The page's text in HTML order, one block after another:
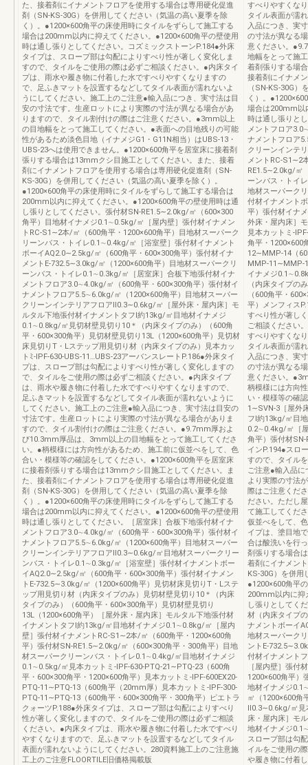
た、接着剤にイナメントフロアを使用する場合は専用硬化促進
剤（SN‐KS‐30G）を併用してください（気温の高い夏季を除
く）。●1200×600角平の床使用時にタイルをずらして施工する
場合は200mm以内に抑えてください。●1200×600角平の壁使用
時は通し張りとしてください。コズミックストーンP.184●外床
タイプは、スロープ部は勾配によりすべり性が著しく変化しま
すので、タイルをご使用の際は必ずご相談ください。●内床タイ
プは、雨水や履き物に付着した水ですべりやすくなりますの
で、足ふきマットを設置するなどしてタイル表面が濡れないよ
うにしてください。施工上のご注意●輸入品につき、実寸法は目
安の寸法です。生産ロットにより実際の寸法が異なる場合があ
りますので、タイル割付けの際はご注意ください。●3mm以上
の目地幅をとって施工してください。●表面への目地残りの可能
性があるため淡色目地（イナメジG1・G11N相当）はUBS‐13・
UBS‐23へは使用できません。●1200×600角平を居室床に接着剤
張りする場合は13mmクシ目施工としてください。また、接着
剤にイナメントフロアを使用する場合は専用硬化促進剤（SN‐
KS‐30G）を併用してください（気温の高い夏季を除く）。
●1200×600角平の床使用時にタイルをずらして施工する場合は
200mm以内に抑えてください。●1200×600角平の壁使用時は通
し張りとしてください。張付材SN‐RE1.5∼2.0kg/㎡（600×300
角平）目地材イナメジ0.1∼0.5kg/㎡［屋内壁］張付材イナメン
トRC‐S1∼2本/㎡（600角平・1200×600角平）目地材スーパーク
リーンバス・トイレ0.1∼0.4kg/㎡［浴室壁］張付材イナメント
ボーイAQ2.0∼2.5kg/㎡（600角平・600×300角平）張付材イナ
メントE‐732.5∼3.0kg/㎡（1200×600角平）目地材スーパークリ
ーンバス・トイレ0.1∼0.3kg/㎡［居室床］合板下地張付材イナ
メントフロア3.0∼4.0kg/㎡（600角平・600×300角平）張付材イ
ナメントフロア5.5∼6.0kg/㎡（1200×600角平）目地材スーパー
クリーンインテリアフロアⅡ0.3∼0.6kg/㎡［屋外床・屋内床］モ
ルタル下地張付材イナメントタフⅠ約13kg/㎡目地材イナメジ
0.1∼0.8kg/㎡見切材壁見切り10＊（内床タイプのみ）（600角
平・600×300角平）見切材壁見切り13L（1200×600角平）見切材
床見切りT・Lステップ用見切り材（内床タイプのみ）見本カッ
トﾐ‐IPF‐630‐UBS‐11…UBS‐23アーバンスレートP.186●外床タイ
プは、スロープ部は勾配によりすべり性が著しく変化しますの
で、タイルをご使用の際は必ずご相談ください。●内床タイプ
は、雨水や履き物に付着した水ですべりやすくなりますので、
足ふきマットを設置するなどしてタイル表面が濡れないように
してください。施工上のご注意●輸入品につき、実寸法は目安の
寸法です。生産ロットにより実際の寸法が異なる場合がありま
すので、タイル割付けの際はご注意ください。●9.7mm厚およ
び10.3mm厚品は、3mm以上の目地幅をとって施工してくださ
い。●柄模様には方向性があるため、施工前に仮並べをして、色
合い・模様等の確認をしてください。●1200×600角平を居室床
に接着剤張りする場合は13mmクシ目施工としてください。ま
た、接着剤にイナメントフロアを使用する場合は専用硬化促進
剤（SN‐KS‐30G）を併用してください（気温の高い夏季を除
く）。●1200×600角平の床使用時にタイルをずらして施工する
場合は200mm以内に抑えてください。●1200×600角平の壁使用
時は通し張りとしてください。［居室床］合板下地張付材イナ
メントフロア3.0∼4.0kg/㎡（600角平・600×300角平）張付材イ
ナメントフロア5.5∼6.0kg/㎡（1200×600角平）目地材スーパー
クリーンインテリアフロアⅡ0.3∼0.6kg/㎡目地材スーパークリー
ンバス・トイレ0.1∼0.3kg/㎡［浴室壁］張付材イナメントボー
イAQ2.0∼2.5kg/㎡（600角平・600×300角平）張付材イナメン
トE‐732.5∼3.0kg/㎡（1200×600角平）見切材床見切りT・Lステ
ップ用見切り材（内床タイプのみ）見切材壁見切り10＊（内床
タイプのみ）（600角平・600×300角平）見切材壁見切り
13L（1200×600角平）［屋外床・屋内床］モルタル下地張付材
イナメントタフⅠ約13kg/㎡目地材イナメジ0.1∼0.8kg/㎡［屋内
壁］張付材イナメントRC‐S1∼2本/㎡（600角平・1200×600角
平）張付材SN‐RE1.5∼2.0kg/㎡（600×300角平・300角平）目地
材スーパークリーンバス・トイレ0.1∼0.4kg/㎡目地材イナメジ
0.1∼0.5kg/㎡見本カットミ‐IPF‐630‐PTQ‐21∼PTQ‐23（600角
平・600×300角平・1200×600角平）見本カットミ‐IPF‐600EX20‐
PTQ‐11∼PTQ‐13（600角平（20mm厚）見本カットミ‐IPF‐300‐
PTQ‐11∼PTQ‐13（600角平・600×300角平・300角平）ピエトラ
クォーツP.188●外床タイプは、スロープ部は勾配によりすべり
性が著しく変化しますので、タイルをご使用の際は必ずご相談
ください。●内床タイプは、雨水や履き物に付着した水ですべり
やすくなりますので、足ふきマットを設置するなどしてタイル
表面が濡れないようにしてください。280資料施工上のご注意施
工上のご注意FLOORTILE旧価格掲載版
すべりやすくな
タイル表面が濡
入品につき、実
の寸法が異なる
意ください。
地幅をとって施
着剤張りする場
接着剤にイナメ
（SN‐KS‐30G
く）。
場合は200mm以
時は通し張りと
メントフロア
ナメントフロア
クリーンインテ
メントRC‐S1∼2
RE1.5∼2.0kg/㎡
ーンバス・トイ
地材スーパーク
付材イナメント
平）張付材イナ
外床・屋内床］
見本カットミ
角平・1200×600
12∼MMP‐14（
イナメジ
（内床タイプの
（600角平・
平）メンフィス
すべり性が著し
ご相談ください
すべりやすくな
タイル表面が濡
入品につき、実
の寸法が異なる
意ください。
柄模様には方向
い・模様等の確
1∼SVN‐3［屋外
フⅠ約13kg/㎡目
0.2∼0.4kg/㎡［
角平）張付材
インP.194●スロ
すので、タイル
ご注意●輸入品に
より実際の寸法
際はご注意くだ
ださい。ただし
て施工してくだ
仮並べをして、
イプは、塗目地
合は酸洗いを行
剤張りする場合
着剤にイナメン
KS‐30G）を併
●1200×600角平
200mm以内に抑
し張りとしてく
材（内床タイプ
ナメントボーイ
地材スーパーク
ント
付材イナメント
［屋内壁］張付
1200×600角平）
地材イナメジ
㎡（1200×600角
Ⅱ0.3∼0.6kg/㎡見
床・屋内床］モ
地材イナメジ
スロープ部は勾
イルをご使用の
や履き物に付着